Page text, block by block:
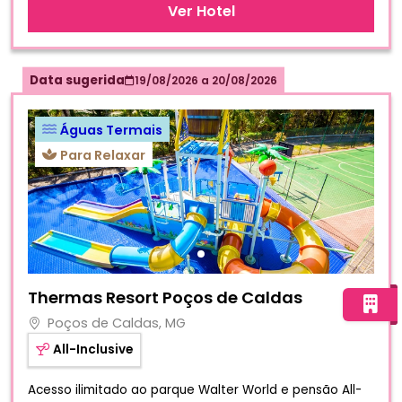
Ver Hotel
Data sugerida 19/08/2026 a 20/08/2026
Águas Termais
Para Relaxar
Thermas Resort Poços de Caldas
Poços de Caldas, MG
All-Inclusive
Acesso ilimitado ao parque Walter World e pensão All-